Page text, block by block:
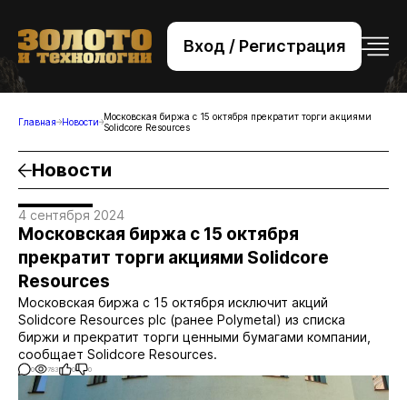
Вход / Регистрация
+7 (495) 221-76-32
bsv@zolteh.ru
Главная Новости Московская биржа с 15 октября прекратит торги акциями
Solidcore Resources
Новости
4 сентября 2024
Московская биржа с 15 октября
прекратит торги акциями Solidcore
Resources
Московская биржа с 15 октября исключит акций
Solidcore Resources plc (ранее Polymetal) из списка
биржи и прекратит торги ценными бумагами компании,
сообщает Solidcore Resources.
0 783 0 0